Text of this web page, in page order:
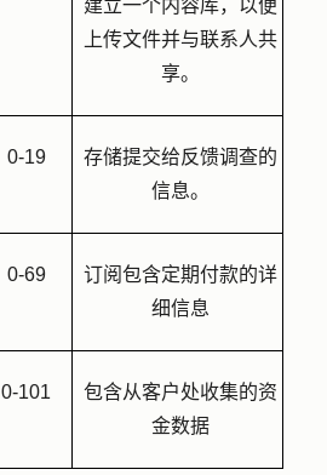
建立一个内容库，以便
上传文件并与联系人共
享。
0-19
存储提交给反馈调查的
信息。
0-69
订阅包含定期付款的详
细信息
0-101
包含从客户处收集的资
金数据